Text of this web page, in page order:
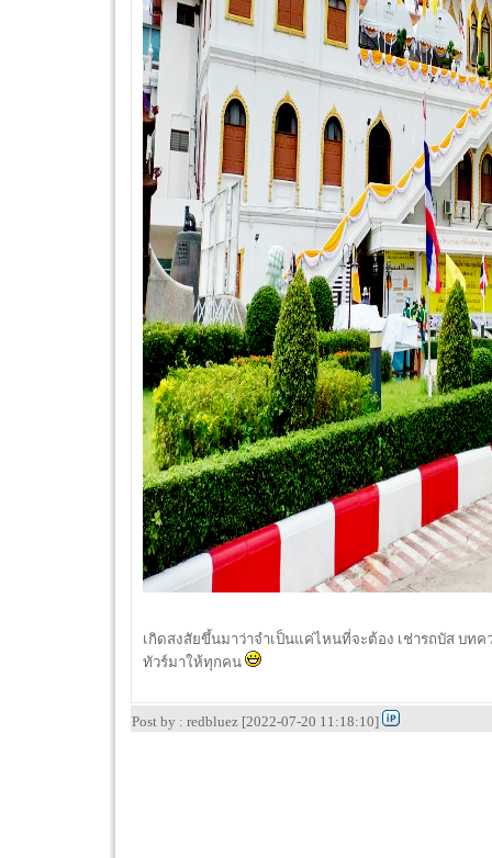
เกิดสงสัยขึ้นมาว่าจำเป็นแค่ไหนที่จะต้อง เช่ารถบัส บท
ทัวร์มาให้ทุกคน
Post by : redbluez [2022-07-20 11:18:10]